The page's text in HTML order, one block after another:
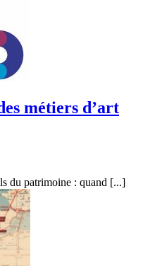
métiers d’art
du patrimoine : quand [...]